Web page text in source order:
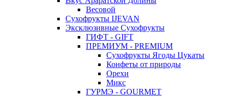
Весовой
Сухофрукты IJEVAN
Эксклюзивные Сухофрукты
ГИФТ - GIFT
ПРЕМИУМ - PREMIUM
Сухофрукты Ягоды Цукаты
Конфеты от природы
Орехи
Микс
ГУРМЭ - GOURMET